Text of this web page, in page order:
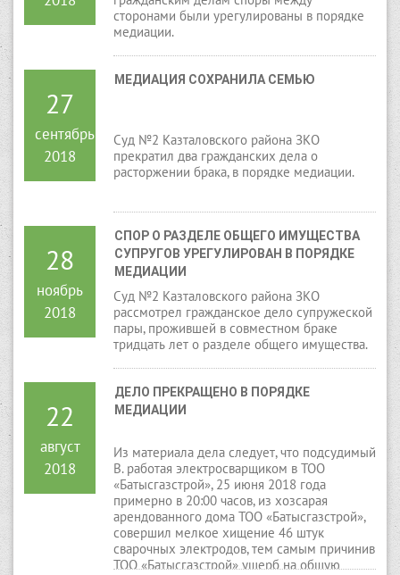
сторонами были урегулированы в порядке
медиации.
27
сентябрь
2018
МЕДИАЦИЯ СОХРАНИЛА СЕМЬЮ
Суд №2 Казталовского района ЗКО
прекратил два гражданских дела о
расторжении брака, в порядке медиации.
28
ноябрь
2018
СПОР О РАЗДЕЛЕ ОБЩЕГО ИМУЩЕСТВА
СУПРУГОВ УРЕГУЛИРОВАН В ПОРЯДКЕ
МЕДИАЦИИ
Суд №2 Казталовского района ЗКО
рассмотрел гражданское дело супружеской
пары, прожившей в совместном браке
тридцать лет о разделе общего имущества.
22
август
2018
ДЕЛО ПРЕКРАЩЕНО В ПОРЯДКЕ
МЕДИАЦИИ
Из материала дела следует, что подсудимый
В. работая электросварщиком в ТОО
«Батысгазстрой», 25 июня 2018 года
примерно в 20:00 часов, из хозсарая
арендованного дома ТОО «Батысгазстрой»,
совершил мелкое хищение 46 штук
сварочных электродов, тем самым причинив
ТОО «Батысгазстрой» ущерб на общую